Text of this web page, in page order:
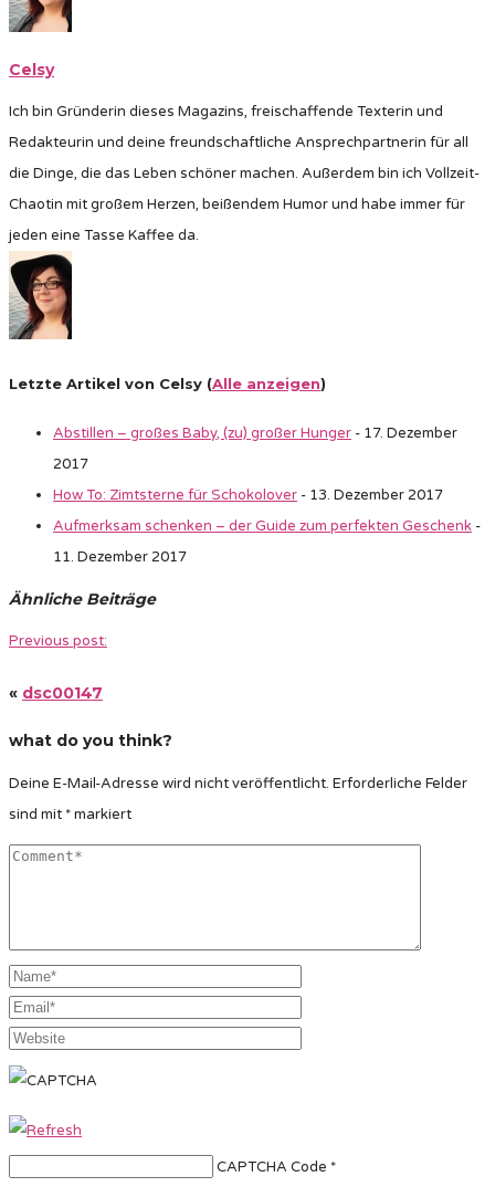
Celsy
Ich bin Gründerin dieses Magazins, freischaffende Texterin und
Redakteurin und deine freundschaftliche Ansprechpartnerin für all
die Dinge, die das Leben schöner machen. Außerdem bin ich Vollzeit-
Chaotin mit großem Herzen, beißendem Humor und habe immer für
jeden eine Tasse Kaffee da.
Letzte Artikel von Celsy (Alle anzeigen)
Abstillen – großes Baby, (zu) großer Hunger - 17. Dezember
2017
How To: Zimtsterne für Schokolover - 13. Dezember 2017
Aufmerksam schenken – der Guide zum perfekten Geschenk -
11. Dezember 2017
Ähnliche Beiträge
Previous post:
« dsc00147
what do you think?
Deine E-Mail-Adresse wird nicht veröffentlicht. Erforderliche Felder
sind mit *markiert
CAPTCHA Code *